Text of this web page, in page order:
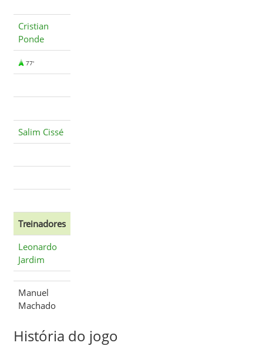
Cristian
Ponde
77'
Salim Cissé
Treinadores
Leonardo
Jardim
Manuel
Machado
História do jogo